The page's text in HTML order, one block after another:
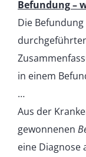
Befundung –
Die
in einem
…
Aus der
gewonnenen
eine Diagnose